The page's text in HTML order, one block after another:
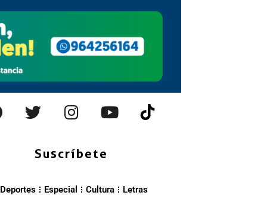
Suscríbete
Deportes Especial Cultura Letras